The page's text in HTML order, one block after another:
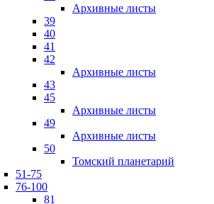
Архивные листы
39
40
41
42
Архивные листы
43
45
Архивные листы
49
Архивные листы
50
Томский планетарий
51-75
76-100
81